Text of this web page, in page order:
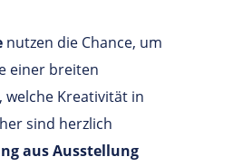
nutzen die Chance, um
einer breiten
welche Kreativität in
sind herzlich
aus Ausstellung